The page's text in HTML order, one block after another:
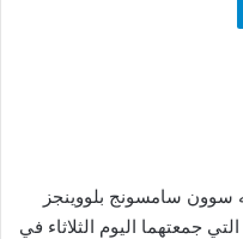
سوون سامسونج بلووينجز
المباراة ، التي جمعتهما اليوم الثلاثاء في